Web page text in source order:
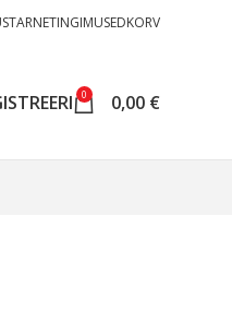
TARNETINGIMUSEDKORV
0 0,00 €